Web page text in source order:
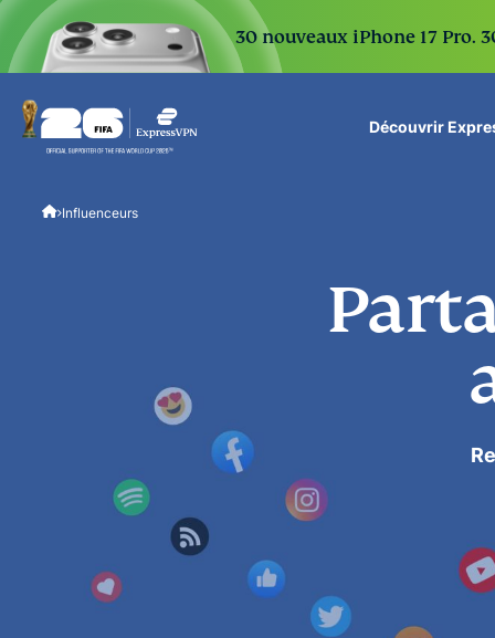
30 nouveaux iPhone 17
Découvrir
Influenceurs